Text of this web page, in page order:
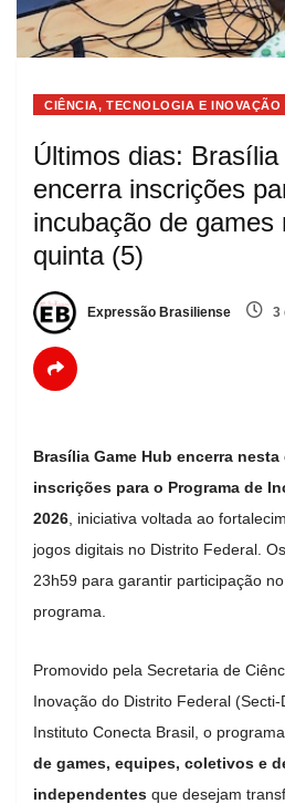
CIÊNCIA, TECNOLOGIA E INOVAÇÃO
Últimos dias:
encerra inscrições
incubação de games
quinta (5)
Expressão Brasiliense 3
Brasília Game Hub encerra
inscrições para o Programa de
2026 , iniciativa voltada ao
jogos digitais no Distrito Federal.
23h59 para garantir participação
programa.
Promovido pela Secretaria de
Inovação do Distrito Federal
Instituto Conecta Brasil, o
de games, equipes, coletivos e
independentes que desejam